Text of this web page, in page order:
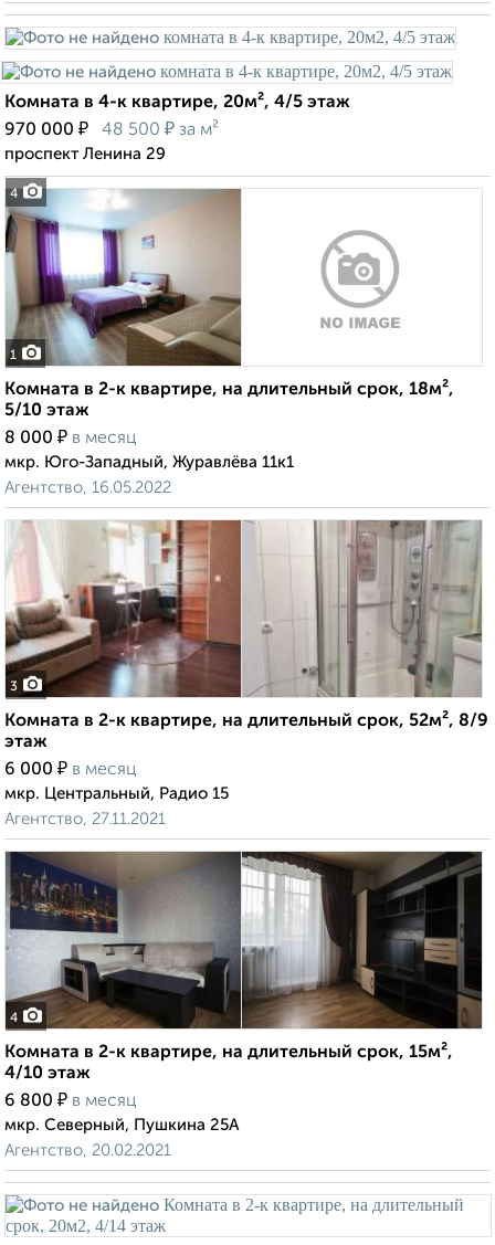
4
Комната в 4-к квартире, 20м², 4/5 этаж
970 000 ₽ 48 500 ₽ за м²
проспект Ленина 29
1
Комната в 2-к квартире, на длительный срок, 18м²,
5/10 этаж
8 000 ₽ в месяц
мкр. Юго-Западный, Журавлёва 11к1
Агентство, 16.05.2022
3
Комната в 2-к квартире, на длительный срок, 52м², 8/9
этаж
6 000 ₽ в месяц
мкр. Центральный, Радио 15
Агентство, 27.11.2021
4
Комната в 2-к квартире, на длительный срок, 15м²,
4/10 этаж
6 800 ₽ в месяц
мкр. Северный, Пушкина 25А
Агентство, 20.02.2021